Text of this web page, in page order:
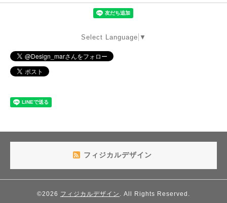
Select Language ▼
フィジカルデザイン
©2026 フィジカルデザイン . All Rights Reserved.